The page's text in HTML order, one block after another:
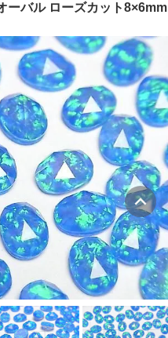
ーバル ローズカット8×6mm